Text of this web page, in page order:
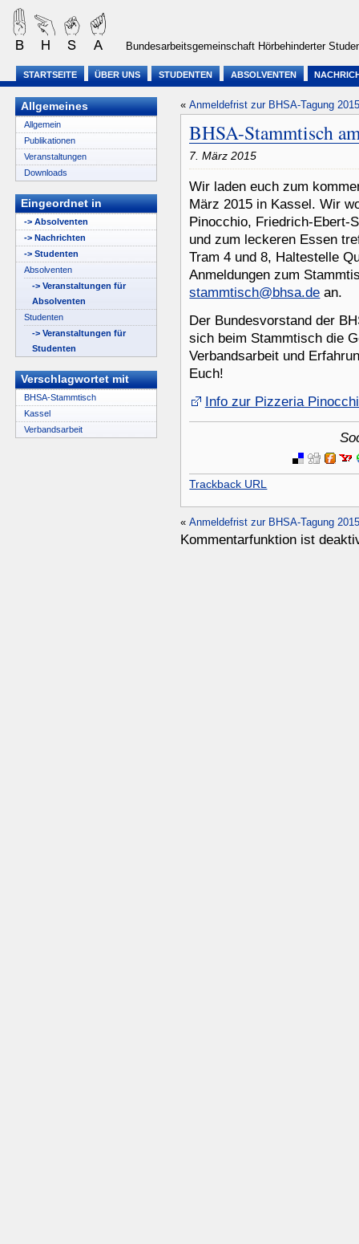
Bundesarbeitsgemeinschaft Hörbehinderter
STARTSEITE ÜBER UNS STUDENTEN ABSOLVENTEN
«Anmeldefrist zur BHSA-Tagung
BHSA-Stammtisch
7. März 2015
Wir laden euch zum
März 2015 in Kassel. Wir
Pinocchio, Friedrich-Ebert-
und zum leckeren Essen
Tram 4 und 8, Haltestelle
Anmeldungen zum
stammtisch@bhsa.de an.
Der Bundesvorstand der
sich beim Stammtisch die
Verbandsarbeit und
Euch!
Info zur Pizzeria
Trackback URL
«Anmeldefrist zur BHSA-Tagung
Kommentarfunktion ist
Allgemeines
Allgemein
Publikationen
Veranstaltungen
Downloads
Eingeordnet in
-> Absolventen
-> Nachrichten
-> Studenten
Absolventen
-> Veranstaltungen für
Absolventen
Studenten
-> Veranstaltungen für
Studenten
Verschlagwortet mit
BHSA-Stammtisch
Kassel
Verbandsarbeit